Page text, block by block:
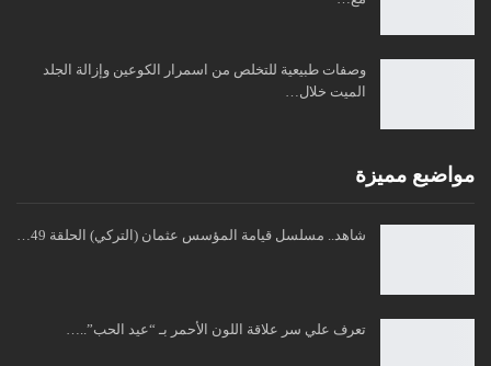
وصفات طبيعية للتخلص من اسمرار الكوعين وإزالة الجلد
الميت خلال…
مواضبع مميزة
شاهد.. مسلسل قيامة المؤسس عثمان (التركي) الحلقة 49…
تعرف علي سر علاقة اللون الأحمر بـ “عيد الحب”..…